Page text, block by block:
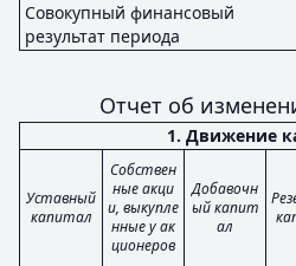
Совокупный финансовый
результат периода
Отчет об
1. Движение
Уставный
капитал
Собствен
ные акци
и, выкупле
нные у ак
ционеров
Добавочн
ый капит
ал